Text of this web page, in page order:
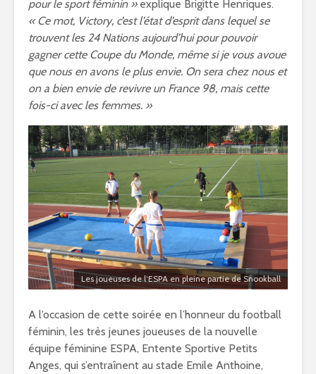
pour le sport féminin »explique Brigitte Henriques.
« Ce mot, Victory, c’est l’état d’esprit dans lequel se
trouvent les 24 Nations aujourd’hui pour pouvoir
gagner cette Coupe du Monde, même si je vous avoue
que nous en avons le plus envie. On sera chez nous et
on a bien envie de revivre un France 98, mais cette
fois-ci avec les femmes. »
Les joueuses de l’ESPA en pleine partie de Snookball
A l’occasion de cette soirée en l’honneur du football
féminin, les très jeunes joueuses de la nouvelle
équipe féminine ESPA, Entente Sportive Petits
Anges, qui s’entraînent au stade Emile Anthoine,